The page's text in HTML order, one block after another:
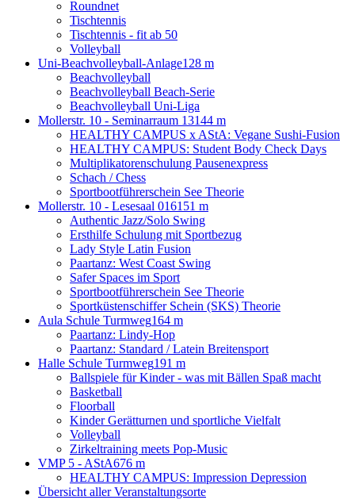
Roundnet
Tischtennis
Tischtennis - fit ab 50
Volleyball
Uni-Beachvolleyball-Anlage128 m
Beachvolleyball
Beachvolleyball Beach-Serie
Beachvolleyball Uni-Liga
Mollerstr. 10 - Seminarraum 13144 m
HEALTHY CAMPUS x AStA: Vegane Sushi-Fusion
HEALTHY CAMPUS: Student Body Check Days
Multiplikatorenschulung Pausenexpress
Schach / Chess
Sportbootführerschein See Theorie
Mollerstr. 10 - Lesesaal 016151 m
Authentic Jazz/Solo Swing
Ersthilfe Schulung mit Sportbezug
Lady Style Latin Fusion
Paartanz: West Coast Swing
Safer Spaces im Sport
Sportbootführerschein See Theorie
Sportküstenschiffer Schein (SKS) Theorie
Aula Schule Turmweg164 m
Paartanz: Lindy-Hop
Paartanz: Standard / Latein Breitensport
Halle Schule Turmweg191 m
Ballspiele für Kinder - was mit Bällen Spaß macht
Basketball
Floorball
Kinder Gerätturnen und sportliche Vielfalt
Volleyball
Zirkeltraining meets Pop-Music
VMP 5 - AStA676 m
HEALTHY CAMPUS: Impression Depression
Übersicht aller Veranstaltungsorte